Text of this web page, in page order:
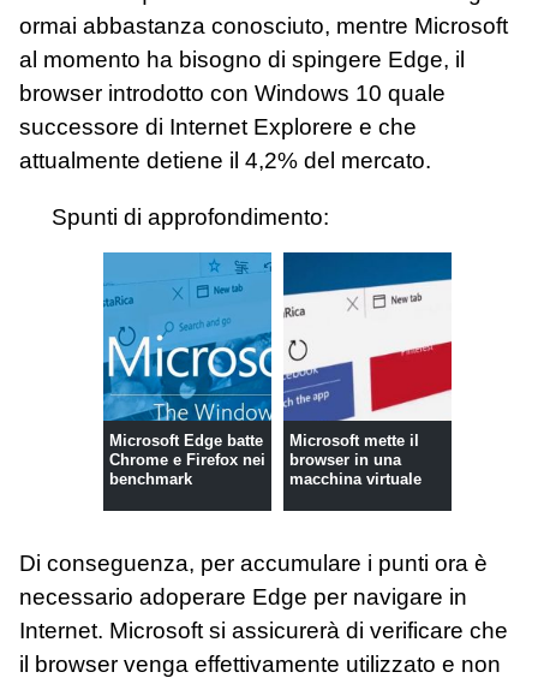
ormai abbastanza conosciuto, mentre Microsoft
al momento ha bisogno di spingere Edge, il
browser introdotto con Windows 10 quale
successore di Internet Explorere e che
attualmente detiene il 4,2% del mercato.
Spunti di approfondimento:
Microsoft Edge batte
Chrome e Firefox nei
benchmark
Microsoft mette il
browser in una
macchina virtuale
Di conseguenza, per accumulare i punti ora è
necessario adoperare Edge per navigare in
Internet. Microsoft si assicurerà di verificare che
il browser venga effettivamente utilizzato e non